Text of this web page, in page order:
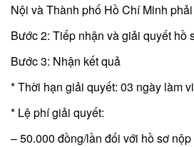
Nội và Thành phố Hồ Chí Minh
Bước 2: Tiếp nhận và giải quyết hồ
Bước 3: Nhận kết quả
* Thời hạn giải quyết: 03 ngày làm
* Lệ phí giải quyết:
– 50.000 đồng/lần đối với hồ sơ